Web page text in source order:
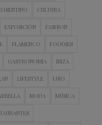
CULTURA
EXPOSICIÓN FASHION
FLAMENCO FOODIES
GASTRONOMIA IBIZA
LIFESTYLE LUJO
MODA MÚSICA